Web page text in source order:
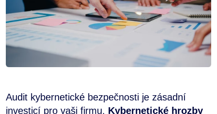
Audit kybernetické bezpečnosti je zásadní
investicí pro vaši firmu. Kybernetické hrozby